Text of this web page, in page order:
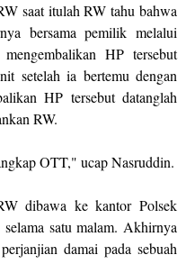
saat itulah RW tahu bahwa
bersama pemilik melalui
HP tersebut
setelah ia bertemu dengan
HP tersebut datanglah
RW.
OTT," ucap Nasruddin.
dibawa ke kantor Polsek
satu malam. Akhirnya
damai pada sebuah